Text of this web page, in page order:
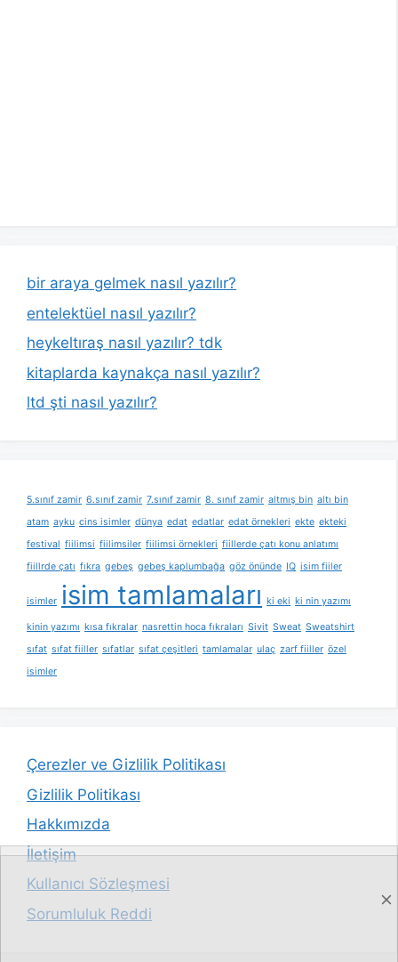
bir araya gelmek nasıl yazılır?
entelektüel nasıl yazılır?
heykeltıraş nasıl yazılır? tdk
kitaplarda kaynakça nasıl yazılır?
ltd şti nasıl yazılır?
5.sınıf zamir 6.sınıf zamir 7.sınıf zamir 8. sınıf zamir altmış bin altı bin
atam ayku cins isimler dünya edat edatlar edat örnekleri ekte ekteki
festival fiilimsi fiilimsiler fiilimsi örnekleri fiillerde çatı konu anlatımı
fiillrde çatı fıkra gebeş gebeş kaplumbağa göz önünde IQ isim fiiler
isimler isim tamlamaları ki eki ki nin yazımı
kinin yazımı kısa fıkralar nasrettin hoca fıkraları Sivit Sweat Sweatshirt
sıfat sıfat fiiller sıfatlar sıfat çeşitleri tamlamalar ulaç zarf fiiller özel
isimler
Çerezler ve Gizlilik Politikası
Gizlilik Politikası
Hakkımızda
İletişim
Kullanıcı Sözleşmesi
Sorumluluk Reddi